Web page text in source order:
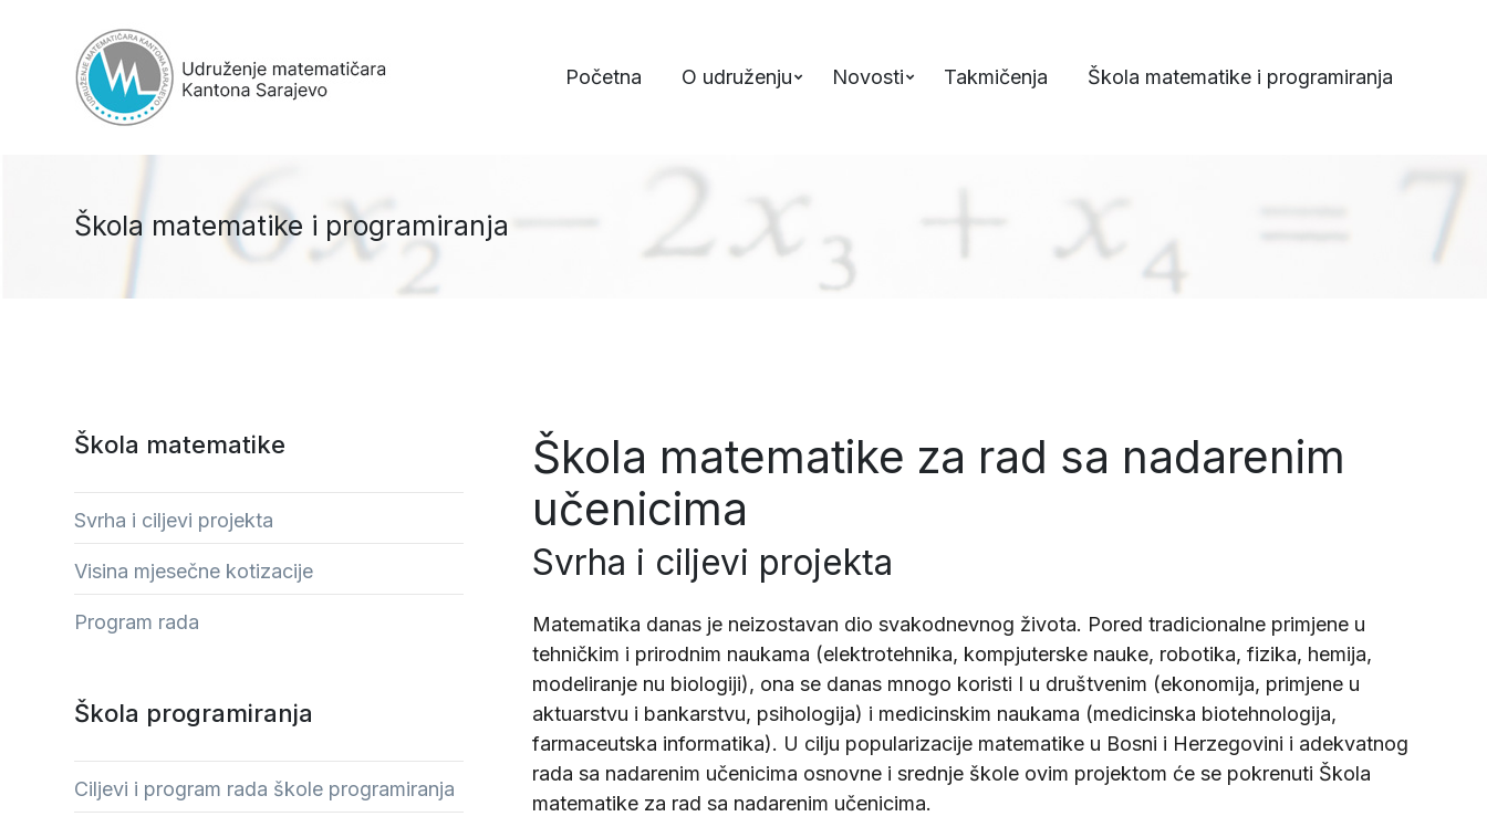
Početna O udruženju Novosti Takmičenja Škola matematike i programiranja
Škola matematike i programiranja
Škola matematike za rad sa nadarenim
učenicima
Svrha i ciljevi projekta
Matematika danas je neizostavan dio svakodnevnog života. Pored tradicionalne primjene u
tehničkim i prirodnim naukama (elektrotehnika, kompjuterske nauke, robotika, fizika, hemija,
modeliranje nu biologiji), ona se danas mnogo koristi I u društvenim (ekonomija, primjene u
aktuarstvu i bankarstvu, psihologija) i medicinskim naukama (medicinska biotehnologija,
farmaceutska informatika). U cilju popularizacije matematike u Bosni i Herzegovini i adekvatnog
rada sa nadarenim učenicima osnovne i srednje škole ovim projektom će se pokrenuti Škola
matematike za rad sa nadarenim učenicima.
Škola matematike
Svrha i ciljevi projekta
Visina mjesečne kotizacije
Program rada
Škola programiranja
Ciljevi i program rada škole programiranja